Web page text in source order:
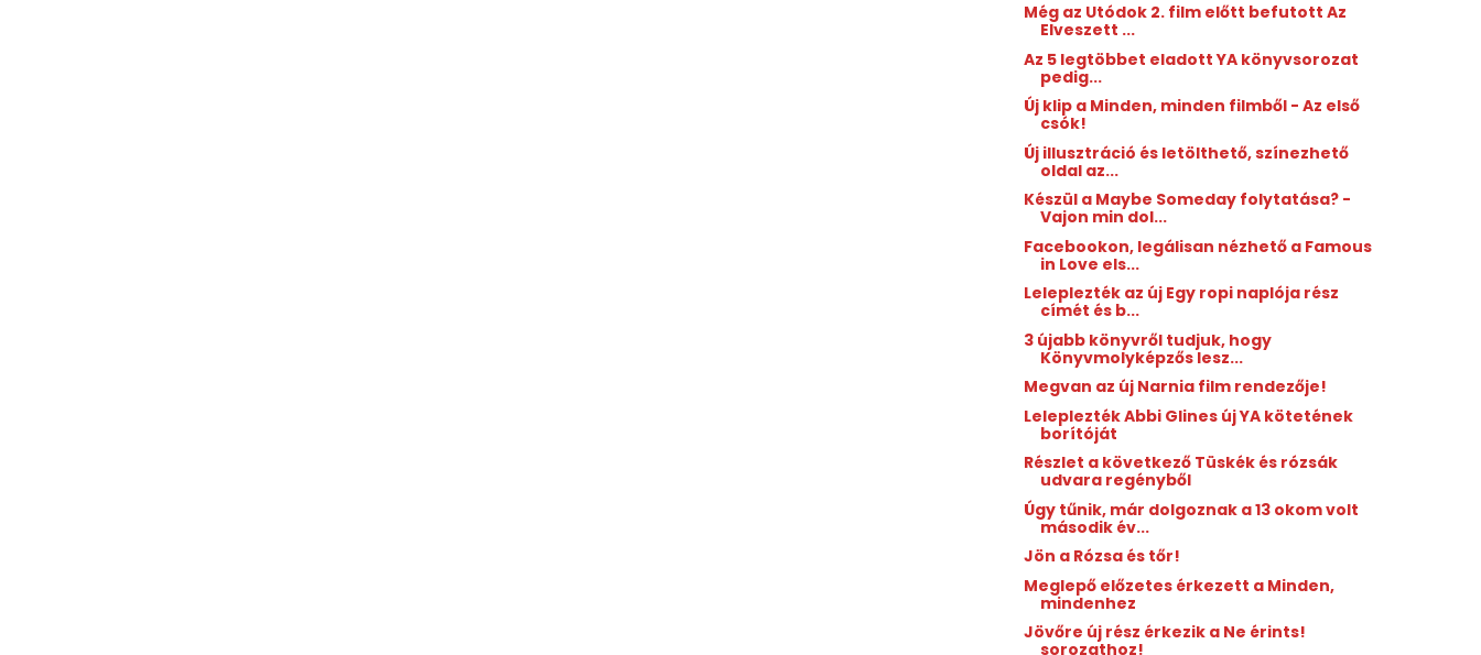
Még az Utódok 2. film előtt befutott Az
Elveszett ...
Az 5 legtöbbet eladott YA könyvsorozat
pedig...
Új klip a Minden, minden filmből - Az első
csók!
Új illusztráció és letölthető, színezhető
oldal az...
Készül a Maybe Someday folytatása? -
Vajon min dol...
Facebookon, legálisan nézhető a Famous
in Love els...
Leleplezték az új Egy ropi naplója rész
címét és b...
3 újabb könyvről tudjuk, hogy
Könyvmolyképzős lesz...
Megvan az új Narnia film rendezője!
Leleplezték Abbi Glines új YA kötetének
borítóját
Részlet a következő Tüskék és rózsák
udvara regényből
Úgy tűnik, már dolgoznak a 13 okom volt
második év...
Jön a Rózsa és tőr!
Meglepő előzetes érkezett a Minden,
mindenhez
Jövőre új rész érkezik a Ne érints!
sorozathoz!